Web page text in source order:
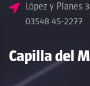
López y Planes
03548 45-2277
Capilla del